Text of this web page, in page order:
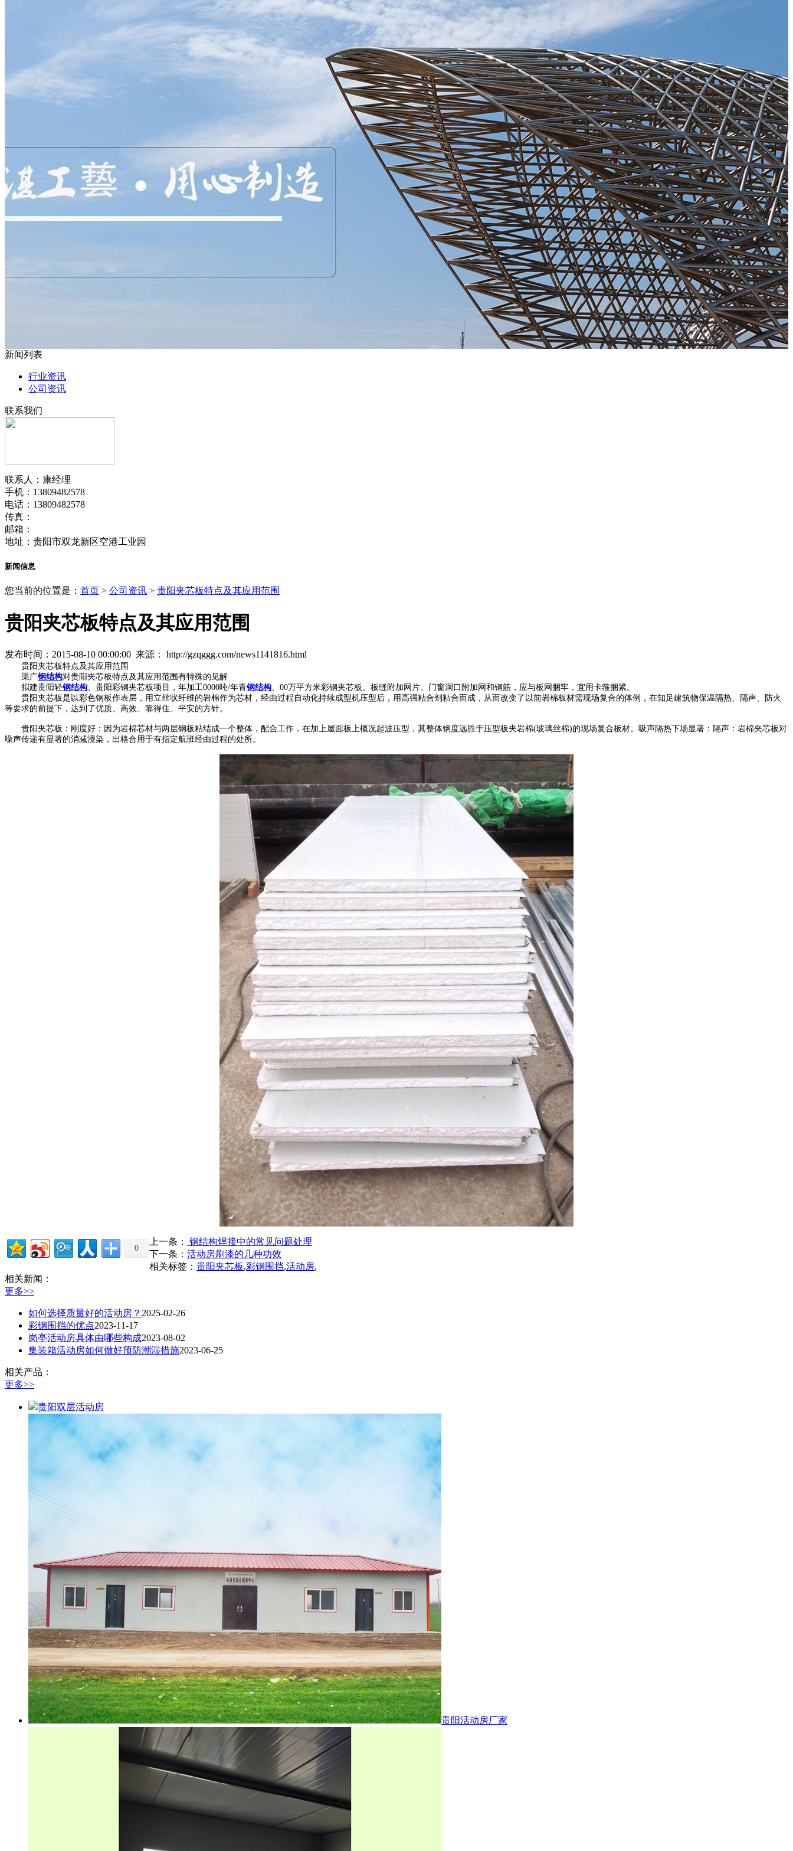
新闻列表
行业资讯
公司资讯
联系我们
联系人：康经理
手机：13809482578
电话：13809482578
传真：
邮箱：
地址：贵阳市双龙新区空港工业园
新闻信息
您当前的位置是： 首页 > 公司资讯 > 贵阳夹芯板特点及其应用范围
贵阳夹芯板特点及其应用范围
发布时间：2015-08-10 00:00:00 来源： http://gzqggg.com/news1141816.html
贵阳夹芯板特点及其应用范围
渠广钢结构对贵阳夹芯板特点及其应用范围有特殊的见解
拟建贵阳轻钢结构、贵阳彩钢夹芯板项目，年加工0000吨/年青钢结构、00万平方米彩钢夹芯板。板缝附加网片、门窗洞口附加网和钢筋，应与板网捆牢，宜用卡箍捆紧。
贵阳夹芯板是以彩色钢板作表层，用立丝状纤维的岩棉作为芯材，经由过程自动化持续成型机压型后，用高强粘合剂粘合而成，从而改变了以前岩棉板材需现场复合的体例，在知足建筑物保温隔热、隔声、防火
等要求的前提下，达到了优质、高效、靠得住、平安的方针。
贵阳夹芯板：刚度好：因为岩棉芯材与两层钢板粘结成一个整体，配合工作，在加上屋面板上概况起波压型，其整体钢度远胜于压型板夹岩棉(玻璃丝棉)的现场复合板材。吸声隔热下场显著：隔声：岩棉夹芯板对
噪声传递有显著的消减浸染，出格合用于有指定航班经由过程的处所。
0
上一条：
钢结构焊接中的常见问题处理
下一条： 活动房刷漆的几种功效
相关标签： 贵阳夹芯板,彩钢围挡,活动房,
相关新闻：
更多>>
如何选择质量好的活动房？ 2025-02-26
彩钢围挡的优点2023-11-17
岗亭活动房具体由哪些构成2023-08-02
集装箱活动房如何做好预防潮湿措施2023-06-25
相关产品：
更多>>
贵阳双层活动房
贵阳活动房厂家